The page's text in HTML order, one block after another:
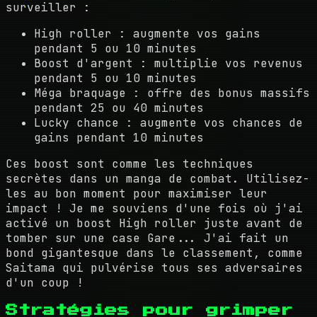
surveiller :
High roller : augmente vos gains
pendant 5 ou 10 minutes
Boost d'argent : multiplie vos revenus
pendant 5 ou 10 minutes
Méga braquage : offre des bonus massifs
pendant 25 ou 40 minutes
Lucky chance : augmente vos chances de
gains pendant 10 minutes
Ces boost sont comme les techniques
secrètes dans un manga de combat. Utilisez-
les au bon moment pour maximiser leur
impact ! Je me souviens d'une fois où j'ai
activé un boost High roller juste avant de
tomber sur une case Gare... J'ai fait un
bond gigantesque dans le classement, comme
Saitama qui pulvérise tous ses adversaires
d'un coup !
Stratégies pour grimper